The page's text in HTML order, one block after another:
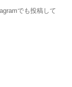
でも投稿して